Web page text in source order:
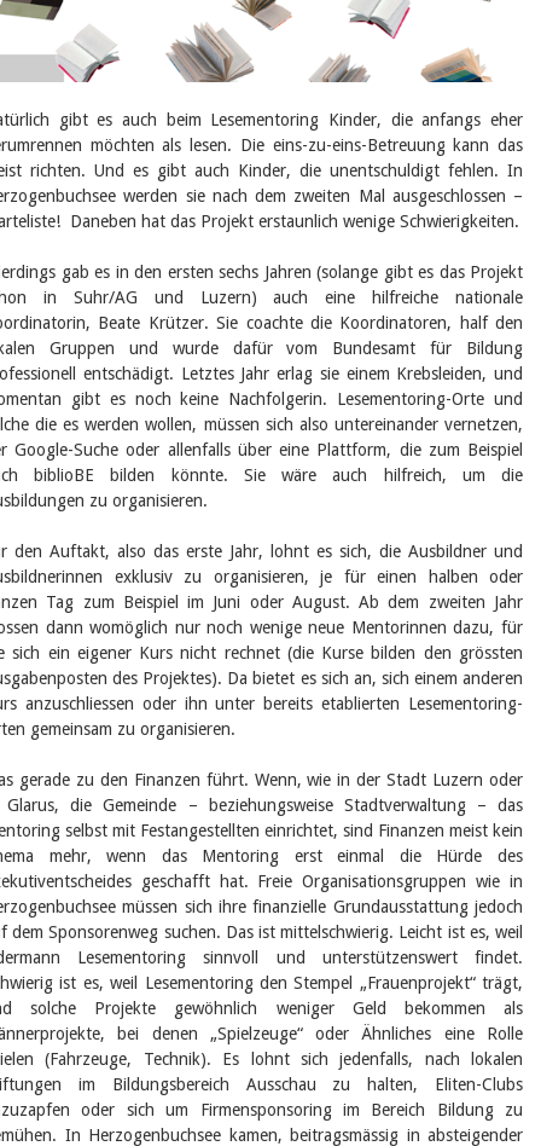
gibt es auch beim Lesementoring Kinder, die anfangs eher
möchten als lesen. Die eins-zu-eins-Betreuung kann das
richten. Und es gibt auch Kinder, die unentschuldigt fehlen. In
werden sie nach dem zweiten Mal ausgeschlossen –
Daneben hat das Projekt erstaunlich wenige Schwierigkeiten.
gab es in den ersten sechs Jahren (solange gibt es das Projekt
in Suhr/AG und Luzern) auch eine hilfreiche nationale
Beate Krützer. Sie coachte die Koordinatoren, half den
Gruppen und wurde dafür vom Bundesamt für Bildung
entschädigt. Letztes Jahr erlag sie einem Krebsleiden, und
gibt es noch keine Nachfolgerin. Lesementoring-Orte und
die es werden wollen, müssen sich also untereinander vernetzen,
Google-Suche oder allenfalls über eine Plattform, die zum Beispiel
biblioBE bilden könnte. Sie wäre auch hilfreich, um die
zu organisieren.
den Auftakt, also das erste Jahr, lohnt es sich, die Ausbildner und
exklusiv zu organisieren, je für einen halben oder
Tag zum Beispiel im Juni oder August. Ab dem zweiten Jahr
dann womöglich nur noch wenige neue Mentorinnen dazu, für
sich ein eigener Kurs nicht rechnet (die Kurse bilden den grössten
des Projektes). Da bietet es sich an, sich einem anderen
anzuschliessen oder ihn unter bereits etablierten Lesementoring-
gemeinsam zu organisieren.
gerade zu den Finanzen führt. Wenn, wie in der Stadt Luzern oder
die Gemeinde – beziehungsweise Stadtverwaltung – das
selbst mit Festangestellten einrichtet, sind Finanzen meist kein
mehr, wenn das Mentoring erst einmal die Hürde des
geschafft hat. Freie Organisationsgruppen wie in
müssen sich ihre finanzielle Grundausstattung jedoch
dem Sponsorenweg suchen. Das ist mittelschwierig. Leicht ist es, weil
Lesementoring sinnvoll und unterstützenswert findet.
ist es, weil Lesementoring den Stempel „Frauenprojekt“ trägt,
solche Projekte gewöhnlich weniger Geld bekommen als
bei denen „Spielzeuge“ oder Ähnliches eine Rolle
(Fahrzeuge, Technik). Es lohnt sich jedenfalls, nach lokalen
im Bildungsbereich Ausschau zu halten, Eliten-Clubs
oder sich um Firmensponsoring im Bereich Bildung zu
In Herzogenbuchsee kamen, beitragsmässig in absteigender